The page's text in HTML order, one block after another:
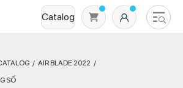
Catalog
AIR BLADE 2022
SỐ